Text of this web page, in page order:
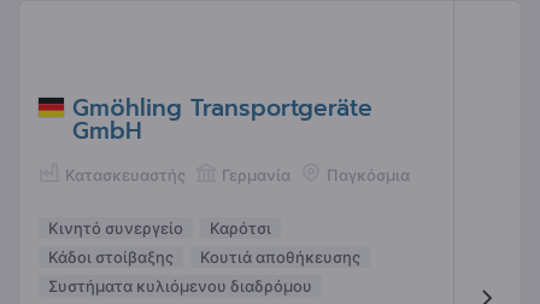
Gmöhling Transportgeräte
GmbH
Κατασκευαστής Γερμανία Παγκόσμια
Κινητό συνεργείο
Καρότσι
Κάδοι στοίβαξης
Κουτιά αποθήκευσης
Συστήματα κυλιόμενου διαδρόμου